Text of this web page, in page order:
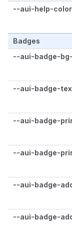
--aui-help-color
Badges
--aui-badge-
--aui-badge-
--aui-badge-
--aui-badge-
--aui-badge-
--aui-badge-